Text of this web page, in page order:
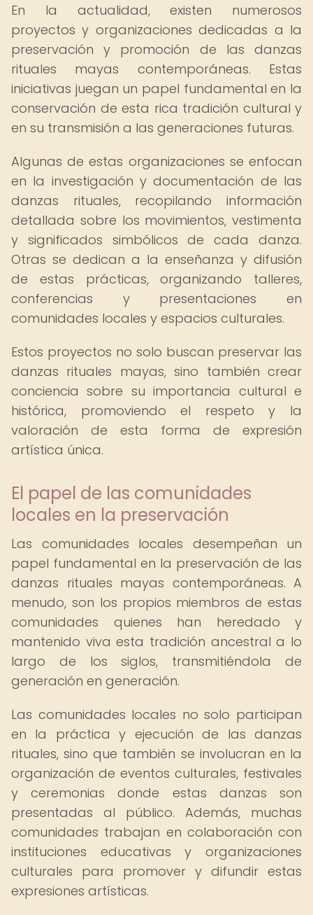
En la actualidad, existen numerosos
proyectos y organizaciones dedicadas a la
preservación y promoción de las danzas
rituales mayas contemporáneas. Estas
iniciativas juegan un papel fundamental en la
conservación de esta rica tradición cultural y
en su transmisión a las generaciones futuras.
Algunas de estas organizaciones se enfocan
en la investigación y documentación de las
danzas rituales, recopilando información
detallada sobre los movimientos, vestimenta
y significados simbólicos de cada danza.
Otras se dedican a la enseñanza y difusión
de estas prácticas, organizando talleres,
conferencias y presentaciones en
comunidades locales y espacios culturales.
Estos proyectos no solo buscan preservar las
danzas rituales mayas, sino también crear
conciencia sobre su importancia cultural e
histórica, promoviendo el respeto y la
valoración de esta forma de expresión
artística única.
El papel de las comunidades
locales en la preservación
Las comunidades locales desempeñan un
papel fundamental en la preservación de las
danzas rituales mayas contemporáneas. A
menudo, son los propios miembros de estas
comunidades quienes han heredado y
mantenido viva esta tradición ancestral a lo
largo de los siglos, transmitiéndola de
generación en generación.
Las comunidades locales no solo participan
en la práctica y ejecución de las danzas
rituales, sino que también se involucran en la
organización de eventos culturales, festivales
y ceremonias donde estas danzas son
presentadas al público. Además, muchas
comunidades trabajan en colaboración con
instituciones educativas y organizaciones
culturales para promover y difundir estas
expresiones artísticas.